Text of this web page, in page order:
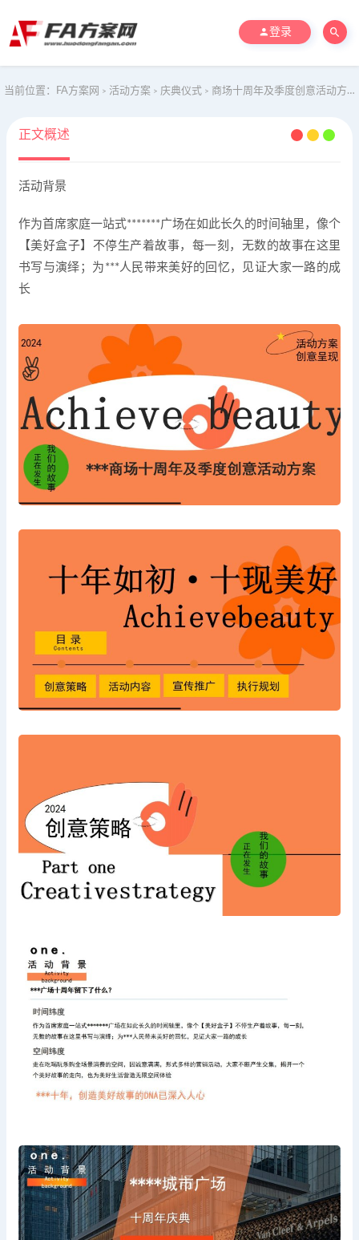
登录
当前位置： FA方案网 > 活动方案 > 庆典仪式 > 商场十周年及季度创意活动方案
正文概述
活动背景
作为首席家庭一站式*******广场在如此长久的时间轴里，像个
【美好盒子】不停生产着故事，每一刻，无数的故事在这里
书写与演绎；为***人民带来美好的回忆，见证大家一路的成
长